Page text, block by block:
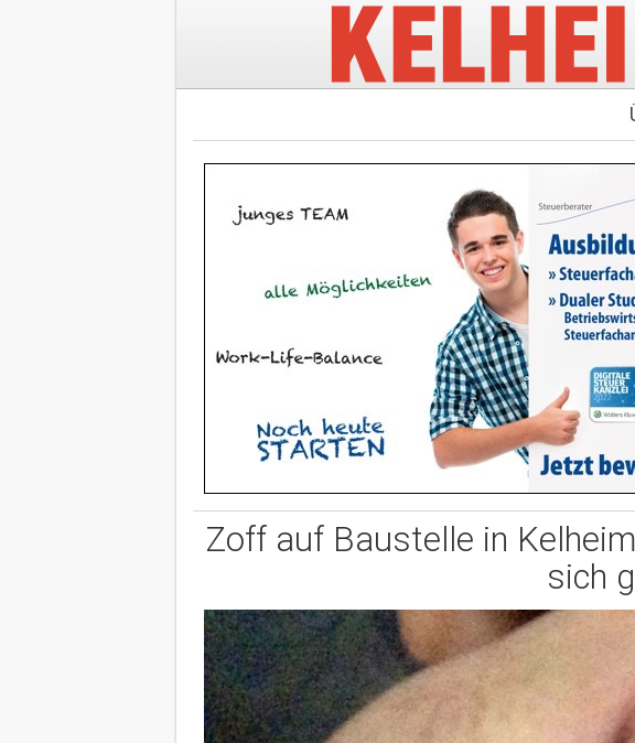
Zoff auf Baustelle in
sich